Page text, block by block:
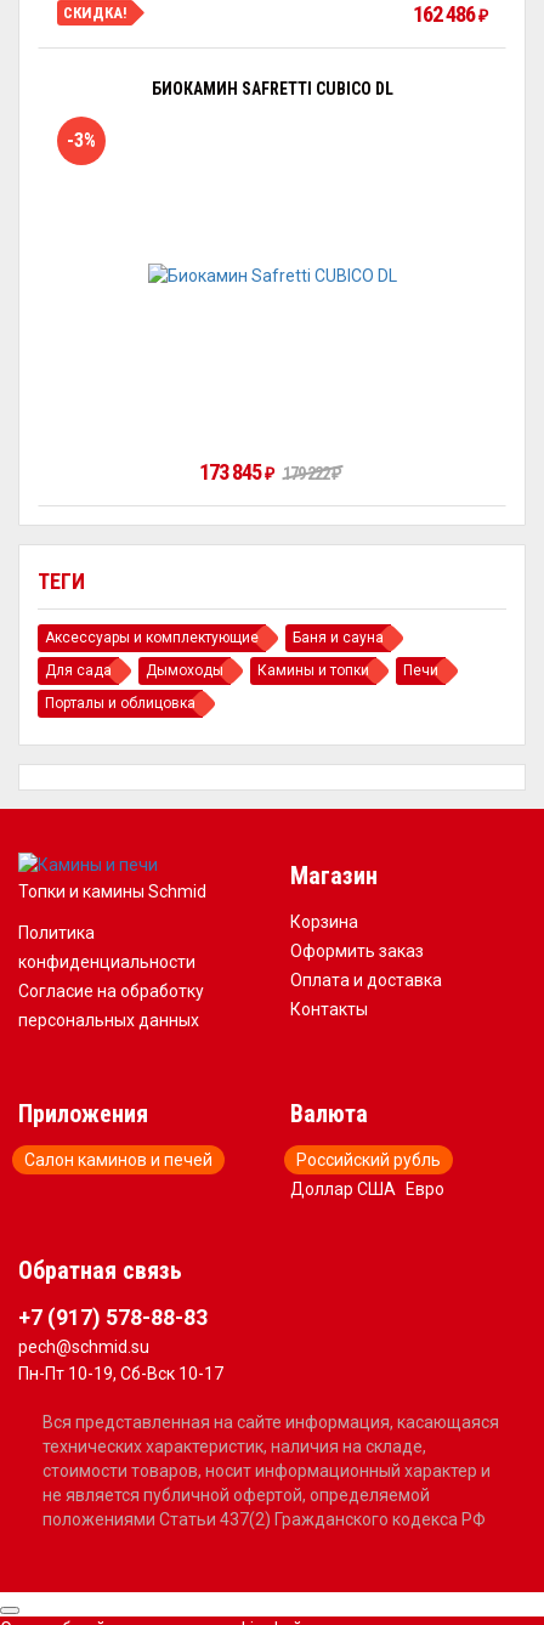
ТЕГИ
Аксессуары и комплектующие
Баня и сауна
Для сада
Дымоходы Камины и топки
Печи
Порталы и облицовка
СКИДКА! 162 486 ₽
БИОКАМИН SAFRETTI CUBICO DL
-3%
173 845 ₽ 179 222₽
Топки и камины Schmid
Политика
конфиденциальности
Согласие на обработку
персональных данных
Магазин
Корзина
Оформить заказ
Оплата и доставка
Контакты
Приложения
Салон каминов и печей
Валюта
Российский рубль
Доллар США
Евро
Обратная связь
+7 (917) 578-88-83
pech@schmid.su
Пн-Пт 10-19, Сб-Вск 10-17
Вся представленная на сайте информация, касающаяся
технических характеристик, наличия на складе,
стоимости товаров, носит информационный характер и
не является публичной офертой, определяемой
положениями Статьи 437(2) Гражданского кодекса РФ